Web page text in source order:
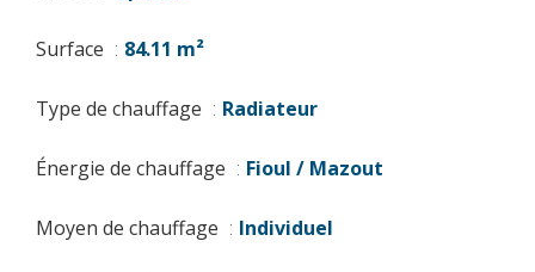
Surface 84.11 m²
Type de chauffage Radiateur
Énergie de chauffage Fioul / Mazout
Moyen de chauffage Individuel